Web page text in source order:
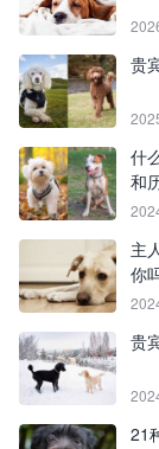
贵
什
和
主
你
贵
21